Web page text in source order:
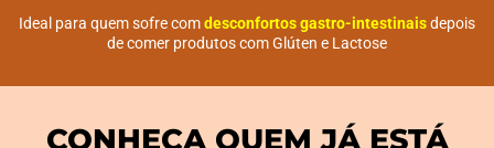
Ideal para quem sofre comdesconfortos gastro-intestinaisdepois
de comer produtos com Glúten e Lactose
CONHEÇA QUEM JÁ ESTÁ